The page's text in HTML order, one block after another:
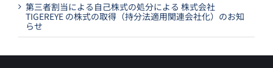
第三者割当による自己株式の処分による 株式会社
TIGEREYE の株式の取得（持分法適用関連会社化）のお知
らせ